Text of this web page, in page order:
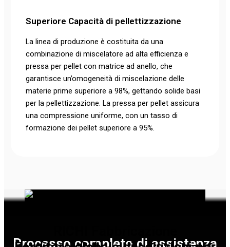
Superiore Capacità di pellettizzazione
La linea di produzione è costituita da una
combinazione di miscelatore ad alta efficienza e
pressa per pellet con matrice ad anello, che
garantisce un’omogeneità di miscelazione delle
materie prime superiore a 98%, gettando solide basi
per la pellettizzazione. La pressa per pellet assicura
una compressione uniforme, con un tasso di
formazione dei pellet superiore a 95%.
Processo completo di assistenza